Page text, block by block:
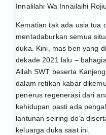
Innalilahi Wa Innailaihi
Kematian tak ada usia tua
mentadaburkan semua
duka. Kini, mas ben yang
dekade 2021 lalu –
Allah SWT beserta
dalam retikan kabar
penerus regenerasi dari
kehidupan pasti ada
lantunan seiring do’a
keluarga duka saat ini.